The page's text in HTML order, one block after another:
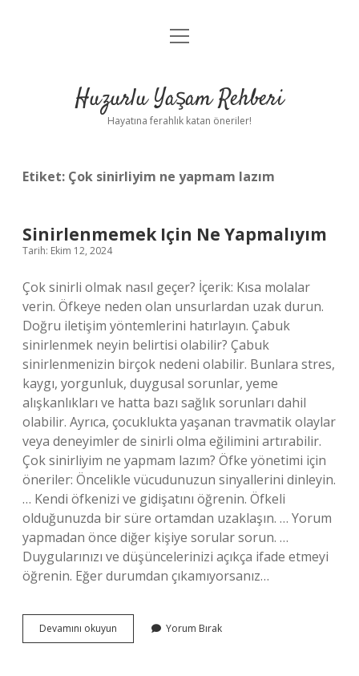
Anasayfa
Yasal Uyarı
menüyü
Huzurlu Yaşam Rehberi
Hayatına ferahlık katan öneriler!
Etiket: Çok sinirliyim ne yapmam lazım
Sinirlenmemek Için Ne Yapmalıyım
Tarih: Ekim 12, 2024
Çok sinirli olmak nasıl geçer? İçerik: Kısa molalar
verin. Öfkeye neden olan unsurlardan uzak durun.
Doğru iletişim yöntemlerini hatırlayın. Çabuk
sinirlenmek neyin belirtisi olabilir? Çabuk
sinirlenmenizin birçok nedeni olabilir. Bunlara stres,
kaygı, yorgunluk, duygusal sorunlar, yeme
alışkanlıkları ve hatta bazı sağlık sorunları dahil
olabilir. Ayrıca, çocuklukta yaşanan travmatik olaylar
veya deneyimler de sinirli olma eğilimini artırabilir.
Çok sinirliyim ne yapmam lazım? Öfke yönetimi için
öneriler: Öncelikle vücudunuzun sinyallerini dinleyin.
… Kendi öfkenizi ve gidişatını öğrenin. Öfkeli
olduğunuzda bir süre ortamdan uzaklaşın. … Yorum
yapmadan önce diğer kişiye sorular sorun. …
Duygularınızı ve düşüncelerinizi açıkça ifade etmeyi
öğrenin. Eğer durumdan çıkamıyorsanız…
Devamını okuyun Sinirlenmemek
Için
Yorum Bırak